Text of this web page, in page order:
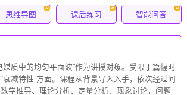
思维导图
AI
课后练习
AI
智能问答
AI
媒质中的均匀平面波”作为讲授对象。受限于篇幅时
衰减特性”方面。课程从背景导入入手，依次经过问
学推导、理论分析、定量分析、现象讨论，问题